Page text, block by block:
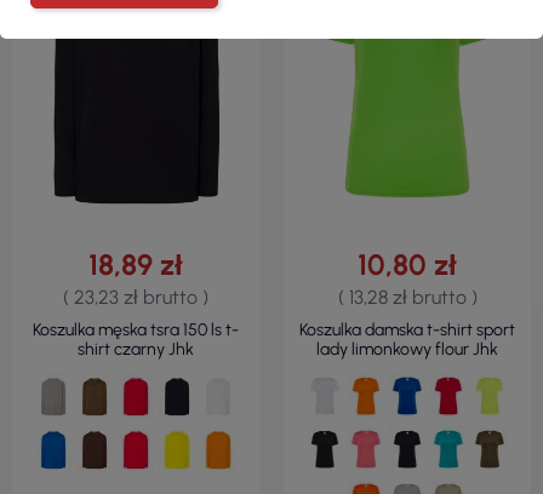
18,89 zł
( 23,23 zł brutto )
Koszulka męska tsra 150 ls t-
shirt czarny Jhk
10,80 zł
( 13,28 zł brutto )
Koszulka damska t-shirt sport
lady limonkowy flour Jhk